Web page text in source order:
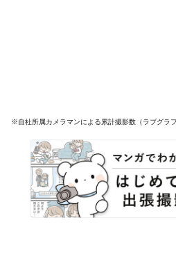
※自社所属カメラマンによる累計撮影数（ラブグラ